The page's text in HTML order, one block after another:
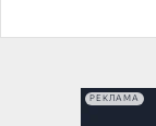
РЕКЛАМА